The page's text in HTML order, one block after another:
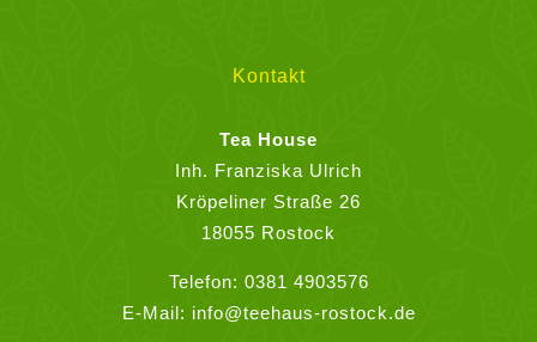
Produktseite
gewählt
werden
Kontakt
Tea House
Inh. Franziska Ulrich
Kröpeliner Straße 26
18055 Rostock
Telefon: 0381 4903576
E-Mail: info@teehaus-rostock.de